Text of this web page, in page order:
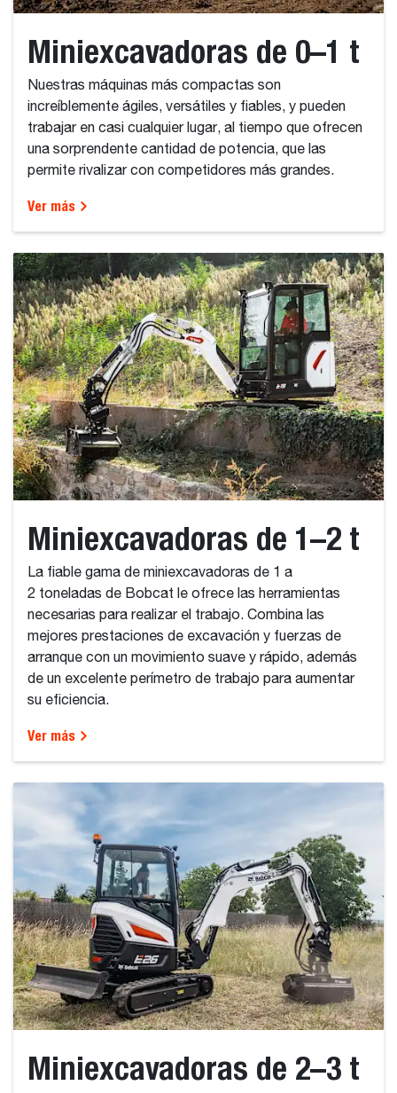
Miniexcavadoras de 0–1 t
Nuestras máquinas más compactas son
increíblemente ágiles, versátiles y fiables, y pueden
trabajar en casi cualquier lugar, al tiempo que ofrecen
una sorprendente cantidad de potencia, que las
permite rivalizar con competidores más grandes.
Ver más
Miniexcavadoras de 1–2 t
La fiable gama de miniexcavadoras de 1 a
2 toneladas de Bobcat le ofrece las herramientas
necesarias para realizar el trabajo. Combina las
mejores prestaciones de excavación y fuerzas de
arranque con un movimiento suave y rápido, además
de un excelente perímetro de trabajo para aumentar
su eficiencia.
Ver más
Miniexcavadoras de 2–3 t